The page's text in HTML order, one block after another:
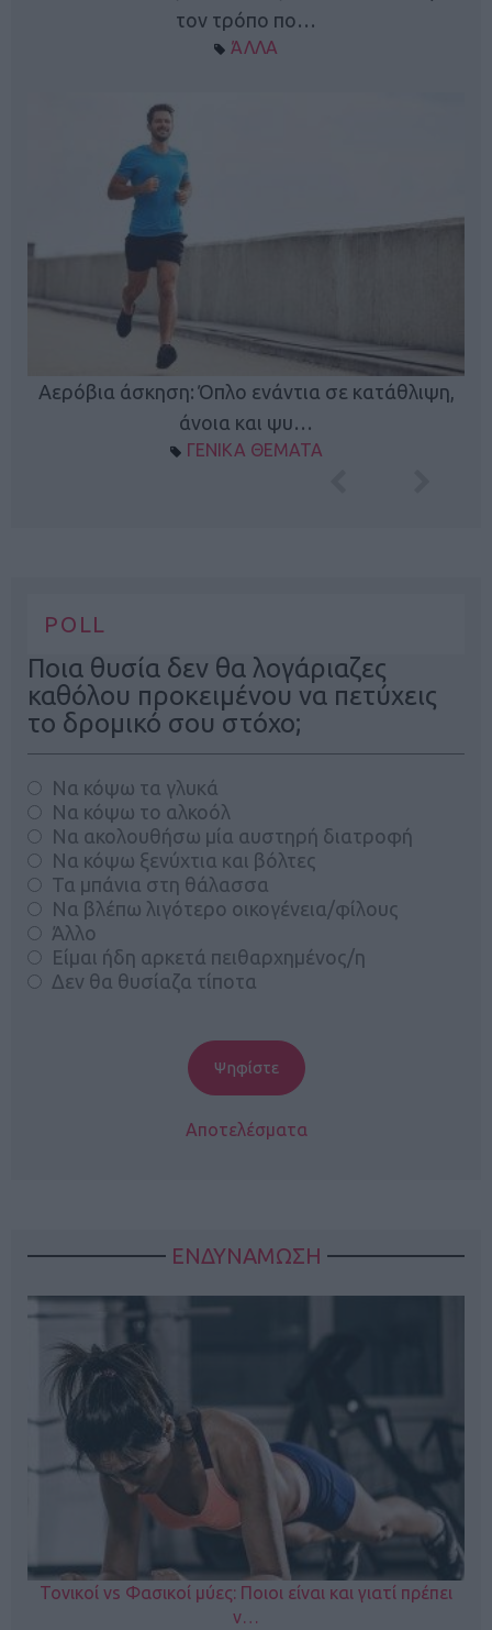
τον τρόπο πο…
ΆΛΛΑ
Αερόβια άσκηση: Όπλο ενάντια σε κατάθλιψη,
άνοια και ψυ…
ΓΕΝΙΚΑ ΘΕΜΑΤΑ
POLL
Ποια θυσία δεν θα λογάριαζες
καθόλου προκειμένου να πετύχεις
το δρομικό σου στόχο;
Να κόψω τα γλυκά
Να κόψω το αλκοόλ
Να ακολουθήσω μία αυστηρή διατροφή
Να κόψω ξενύχτια και βόλτες
Τα μπάνια στη θάλασσα
Να βλέπω λιγότερο οικογένεια/φίλους
Άλλο
Είμαι ήδη αρκετά πειθαρχημένος/η
Δεν θα θυσίαζα τίποτα
Αποτελέσματα
ΕΝΔΥΝΑΜΩΣΗ
Τονικοί vs Φασικοί μύες: Ποιοι είναι και γιατί πρέπει
ν…